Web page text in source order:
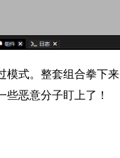
式。整套组合拳下
恶意分子盯上了！